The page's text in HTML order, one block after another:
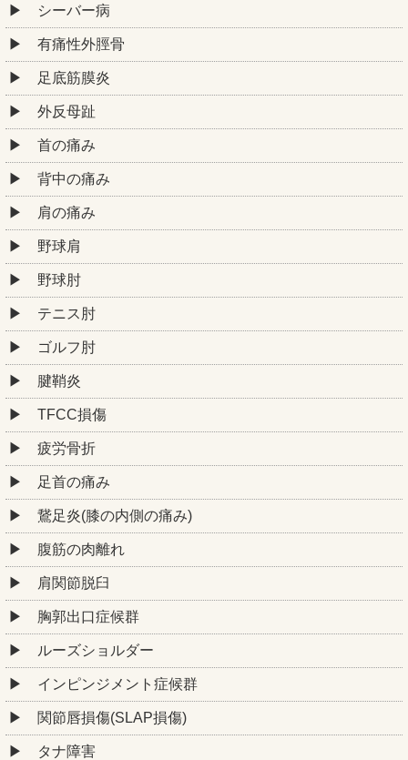
シーバー病
有痛性外脛骨
足底筋膜炎
外反母趾
首の痛み
背中の痛み
肩の痛み
野球肩
野球肘
テニス肘
ゴルフ肘
腱鞘炎
TFCC損傷
疲労骨折
足首の痛み
鵞足炎(膝の内側の痛み)
腹筋の肉離れ
肩関節脱臼
胸郭出口症候群
ルーズショルダー
インピンジメント症候群
関節唇損傷(SLAP損傷)
タナ障害